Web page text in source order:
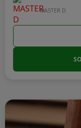
MASTER D